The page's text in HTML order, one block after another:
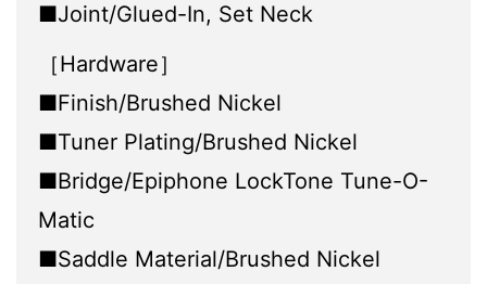
■Joint/Glued-In, Set Neck
［Hardware］
■Finish/Brushed Nickel
■Tuner Plating/Brushed Nickel
■Bridge/Epiphone LockTone Tune-O-
Matic
■Saddle Material/Brushed Nickel